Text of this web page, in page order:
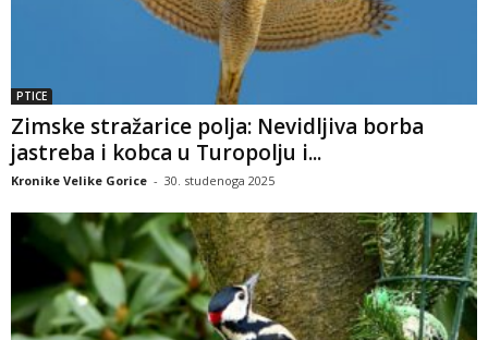
PTICE
Zimske stražarice polja: Nevidljiva borba
jastreba i kobca u Turopolju i...
Kronike Velike Gorice - 30. studenoga 2025